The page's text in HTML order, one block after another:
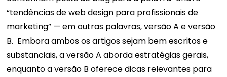
“tendências de web design para profissionais de
marketing” — em outras palavras, versão A e versão
B. Embora ambos os artigos sejam bem escritos e
substanciais, a versão A aborda estratégias gerais,
enquanto a versão B oferece dicas relevantes para